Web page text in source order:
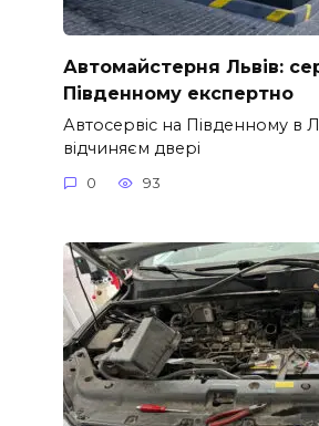
Автомайстерня Львів:
Південному експертно
Автосервіс на Південному в
відчиняєм двері
0 93